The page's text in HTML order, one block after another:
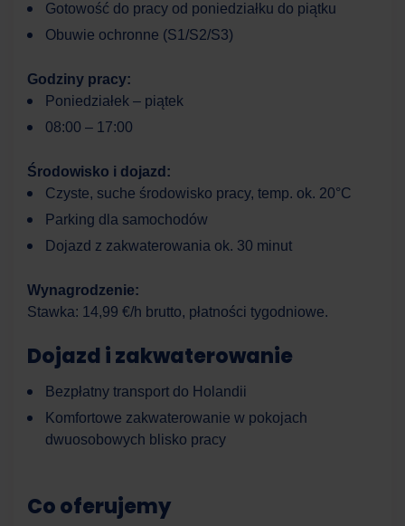
Gotowość do pracy od poniedziałku do piątku
Obuwie ochronne (S1/S2/S3)
Godziny pracy:
Poniedziałek – piątek
08:00 – 17:00
Środowisko i dojazd:
Czyste, suche środowisko pracy, temp. ok. 20°C
Parking dla samochodów
Dojazd z zakwaterowania ok. 30 minut
Wynagrodzenie:
Stawka: 14,99 €/h brutto, płatności tygodniowe.
Dojazd i zakwaterowanie
Bezpłatny transport do Holandii
Komfortowe zakwaterowanie w pokojach
dwuosobowych blisko pracy
Co oferujemy